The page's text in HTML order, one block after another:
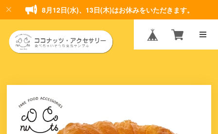
8月12日(水)、13日(木)はお休みをいただきます。